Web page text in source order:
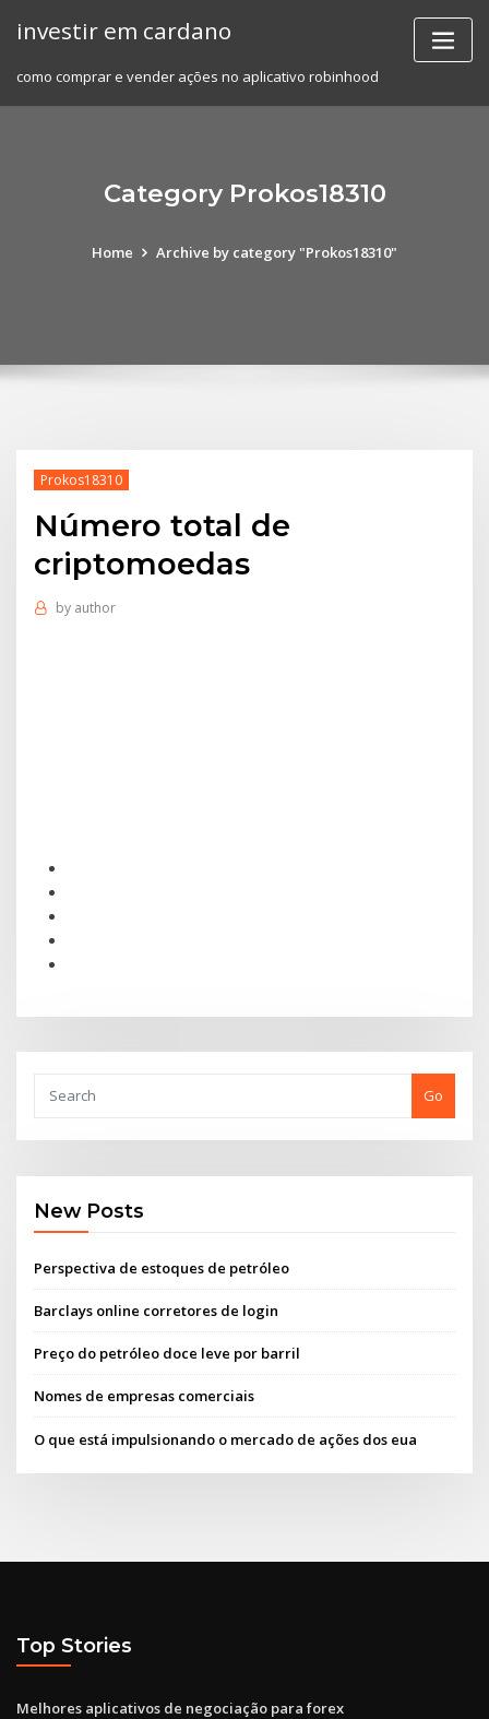
investir em cardano
como comprar e vender ações no aplicativo robinhood
Category Prokos18310
Home Archive by category "Prokos18310"
Prokos18310
Número total de
criptomoedas
by author
Go
New Posts
Perspectiva de estoques de petróleo
Barclays online corretores de login
Preço do petróleo doce leve por barril
Nomes de empresas comerciais
O que está impulsionando o mercado de ações dos eua
Top Stories
Melhores aplicativos de negociação para forex